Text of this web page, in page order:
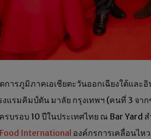
การภูมิภาคเอเชียตะวันออกเฉียงใต้และอิ
งแรมคิมป์ตัน มาลัย กรุงเทพฯ (คนที่ 3 จา
รบรอบ 10 ปีในประเทศไทย ณ Bar Yard
International องค์กรการเคลื่อนไ